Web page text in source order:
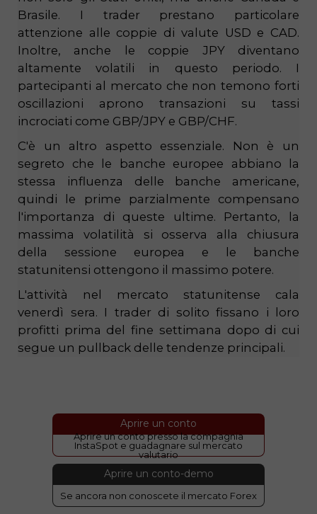
Brasile. I trader prestano particolare
attenzione alle coppie di valute USD e CAD.
Inoltre, anche le coppie JPY diventano
altamente volatili in questo periodo. I
partecipanti al mercato che non temono forti
oscillazioni aprono transazioni su tassi
incrociati come GBP/JPY e GBP/CHF.
C'è un altro aspetto essenziale. Non è un
segreto che le banche europee abbiano la
stessa influenza delle banche americane,
quindi le prime parzialmente compensano
l'importanza di queste ultime. Pertanto, la
massima volatilità si osserva alla chiusura
della sessione europea e le banche
statunitensi ottengono il massimo potere.
L'attività nel mercato statunitense cala
venerdì sera. I trader di solito fissano i loro
profitti prima del fine settimana dopo di cui
segue un pullback delle tendenze principali.
Aprire un conto
Aprire un conto presso la compagnia
InstaSpot e guadagnare sul mercato
valutario
Aprire un conto-demo
Se ancora non conoscete il mercato Forex